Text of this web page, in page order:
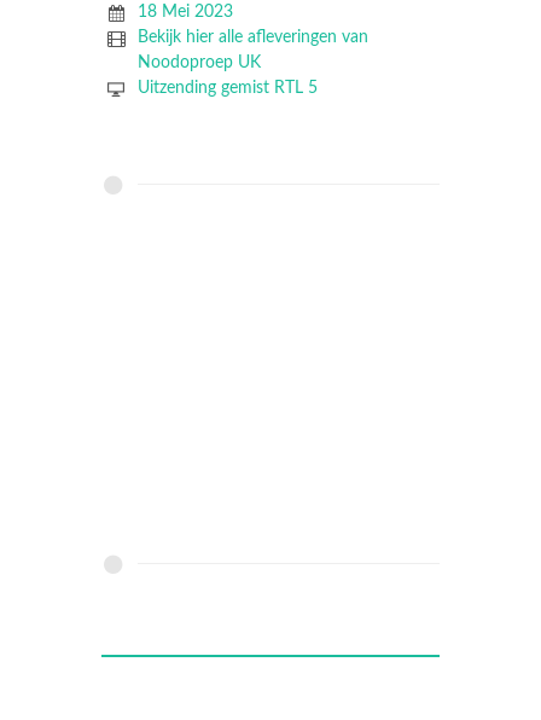
18 Mei 2023
Bekijk hier alle afleveringen van
Noodoproep UK
Uitzending gemist RTL 5